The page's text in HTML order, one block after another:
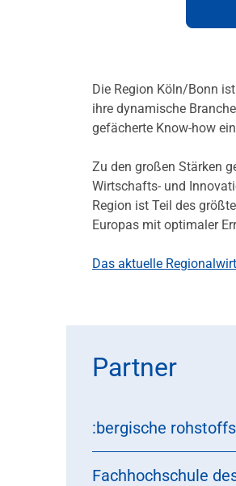
Die Region Köln/Bonn
ihre dynamische
gefächerte Know-how
Zu den großen Stärken
Wirtschafts- und
Region ist Teil des
Europas mit optimaler
Das aktuelle
Partner
:bergische
Fachhochschule